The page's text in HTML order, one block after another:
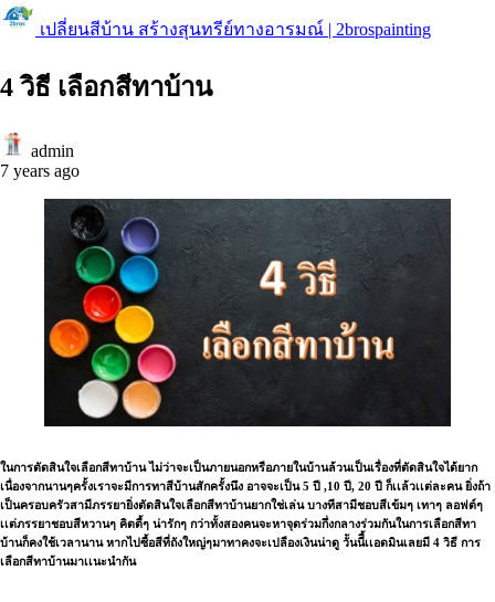
เปลี่ยนสีบ้าน สร้างสุนทรีย์ทางอารมณ์ | 2brospainting
4 วิธี เลือกสีทาบ้าน
admin
7 years ago
ในการตัดสินใจเลือกสีทาบ้าน ไม่ว่าจะเป็นภายนอกหรือภายในบ้านล้วนเป็นเรื่องที่ตัดสินใจได้ยาก
เนื่องจากนานๆครั้งเราจะมีการทาสีบ้านสักครั้งนึง อาจจะเป็น 5 ปี ,10 ปี, 20 ปี ก็เเล้วเเต่ละคน ยิ่งถ้า
เป็นครอบครัวสามีภรรยายิ่งตัดสินใจเลือกสีทาบ้านยากใช่เล่น บางทีสามีชอบสีเข้มๆ เทาๆ ลอฟต์ๆ
เเต่ภรรยาชอบสีหวานๆ คิตตี้ๆ น่ารักๆ กว่าทั้งสองคนจะหาจุดร่วมกึ่งกลางร่วมกันในการเลือกสีทา
บ้านก็คงใช้เวลานาน หากไปซื้อสีที่ถังใหญ่ๆมาทาคงจะเปลืองเงินน่าดู วัันนีี้เเอดมินเลยมี 4 วิธี การ
เลือกสีทาบ้านมาเเนะนำกัน